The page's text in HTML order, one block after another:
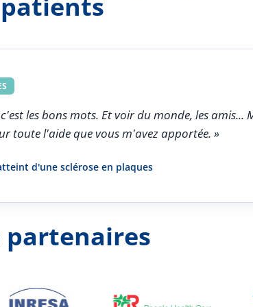
les bons mots. Et voir du monde, les
toute l'aide que vous m'avez apportée. »
d'une sclérose en plaques
partenaires